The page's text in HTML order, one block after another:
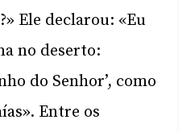
Ele declarou: «Eu
no deserto:
do Senhor’, como
Entre os